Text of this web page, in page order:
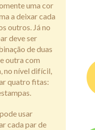
uma cor
a deixar cada
outros. Já no
deve ser
de duas
outra com
no nível difícil,
quatro fitas:
usar
cada par de